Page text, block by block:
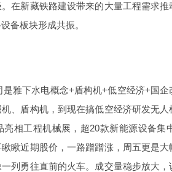
在新藏铁路建设带来的大量工程需求
备板块形成共振。
是雅下水电概念+盾构机+低空经济+国
、盾构机，到现在搞低空经济研发无
亮相工程机械展，超20款新能源设备集
瞅近期股价，一路蹭蹭涨，周五更是
列勇往直前的火车。成交量稳步放大